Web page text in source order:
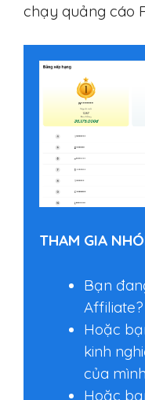
chạy quảng cáo
THAM GIA
Bạn
Affiliate?
Hoặc
kinh
của
Hoặc